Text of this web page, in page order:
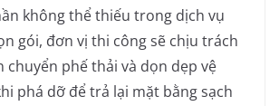
không thể thiếu trong dịch vụ
gói, đơn vị thi công sẽ chịu trách
chuyển phế thải và dọn dẹp vệ
phá dỡ để trả lại mặt bằng sạch